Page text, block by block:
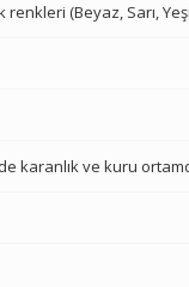
(Beyaz, Sarı,
karanlık ve kuru